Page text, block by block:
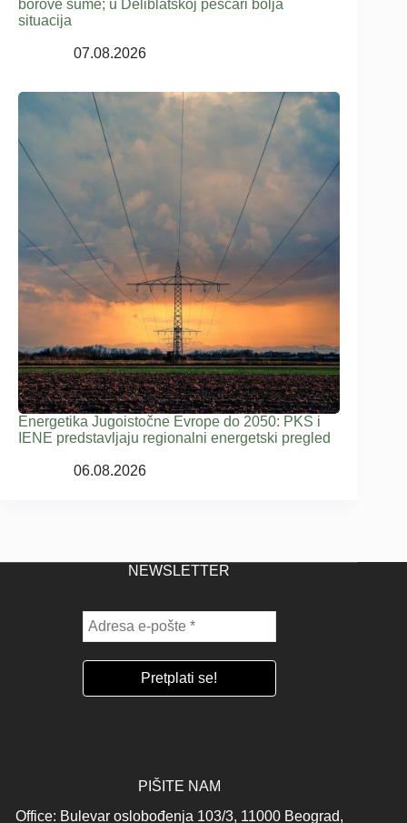
borove šume; u Deliblatskoj peščari bolja
situacija
07.08.2026
Energetika Jugoistočne Evrope do 2050: PKS i
IENE predstavljaju regionalni energetski pregled
06.08.2026
NEWSLETTER
PIŠITE NAM
Office: Bulevar oslobođenja 103/3, 11000 Beograd,